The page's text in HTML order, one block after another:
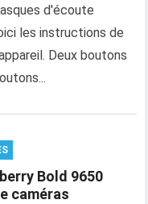
d'écoute
les instructions de
Deux boutons
Bold 9650
caméras